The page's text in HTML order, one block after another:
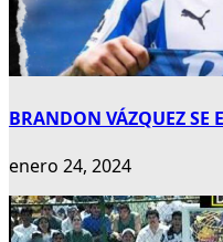
BRANDON VÁZQUEZ SE
enero 24, 2024